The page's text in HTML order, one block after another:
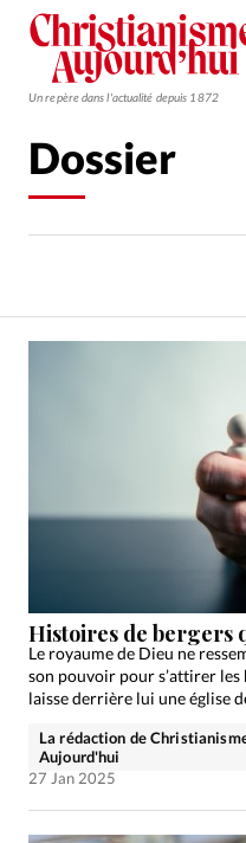
Un repère dans l'actualité depuis 1872
Tous les articles
Édition: Internationale
RUBRIQUES
Tous les articles
Actualité internationale
Opinions
Société
Tour du
Dossier
Histoires de bergers
Le royaume de Dieu ne
son pouvoir pour s’attirer les
laisse derrière lui une église
La rédaction de
Aujourd'hui
27 Jan 2025